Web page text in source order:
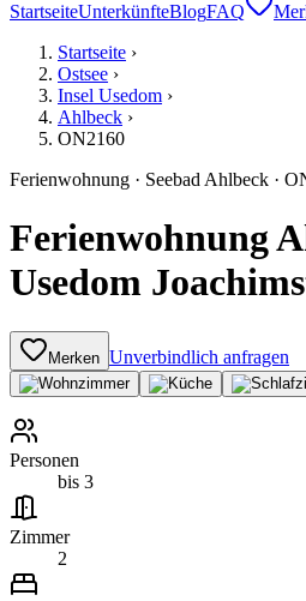
StartseiteUnterkünfteBlogFAQ
Startseite ›
Ostsee ›
Insel Usedom ›
Ahlbeck ›
ON2160
Ferienwohnung · Seebad Ahlbeck ·
Ferienwohnung
Usedom
Merken Unverbindlich anfragen
Personen
bis 3
Zimmer
2